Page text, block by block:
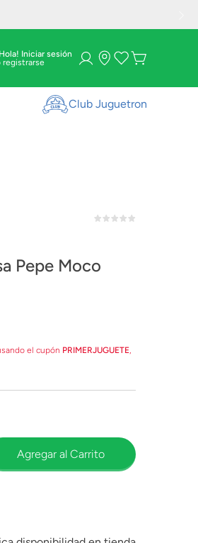
Iniciar sesión
Club Juguetron
Pepe Moco
el cupón PRIMERJUGUETE,
Agregar al Carrito